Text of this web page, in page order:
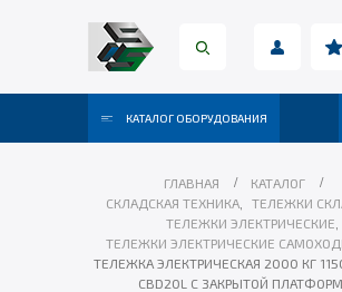
КАТАЛОГ ОБОРУДОВАНИЯ
ГЛАВНАЯ
КАТАЛОГ
СКЛАДСКАЯ ТЕХНИКА, ТЕЛЕЖКИ
ТЕЛЕЖКИ ЭЛЕКТРИЧЕСКИЕ
ТЕЛЕЖКИ ЭЛЕКТРИЧЕСКИЕ
ТЕЛЕЖКА ЭЛЕКТРИЧЕСКАЯ 2000 КГ
CBD20L С ЗАКРЫТОЙ